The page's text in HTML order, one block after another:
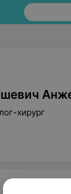
хирург